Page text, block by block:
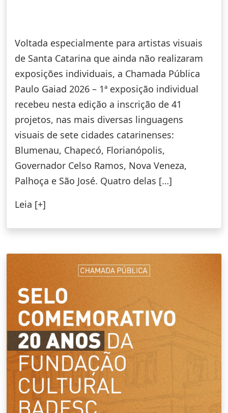
Voltada especialmente para artistas visuais
de Santa Catarina que ainda não realizaram
exposições individuais, a Chamada Pública
Paulo Gaiad 2026 – 1ª exposição individual
recebeu nesta edição a inscrição de 41
projetos, nas mais diversas linguagens
visuais de sete cidades catarinenses:
Blumenau, Chapecó, Florianópolis,
Governador Celso Ramos, Nova Veneza,
Palhoça e São José. Quatro delas […]
Leia [+]